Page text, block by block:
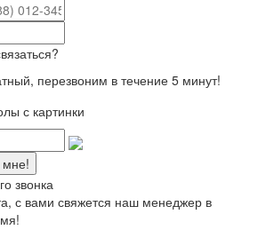
перезвоним в течение 5 минут!
с картинки
звонка
с вами свяжется наш менеджер в